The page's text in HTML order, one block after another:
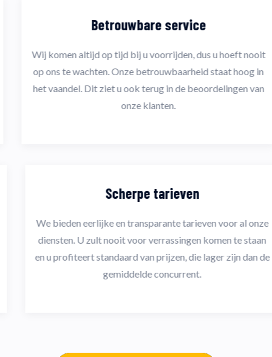
Betrouwbare service
Wij komen altijd op tijd bij u voorrijden, dus u hoeft nooit
op ons te wachten. Onze betrouwbaarheid staat hoog in
het vaandel. Dit ziet u ook terug in de beoordelingen van
onze klanten.
Scherpe tarieven
We bieden eerlijke en transparante tarieven voor al onze
diensten. U zult nooit voor verrassingen komen te staan
en u profiteert standaard van prijzen, die lager zijn dan de
gemiddelde concurrent.